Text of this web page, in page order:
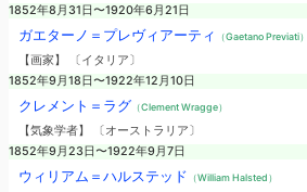
1852年8月31日〜1920年6月21日
ガエターノ＝プレヴィアーティ （Gaetano Previati）
【画家】 〔イタリア〕
1852年9月18日〜1922年12月10日
クレメント＝ラグ （Clement Wragge）
【気象学者】 〔オーストラリア〕
1852年9月23日〜1922年9月7日
ウィリアム＝ハルステッド （William Halsted）